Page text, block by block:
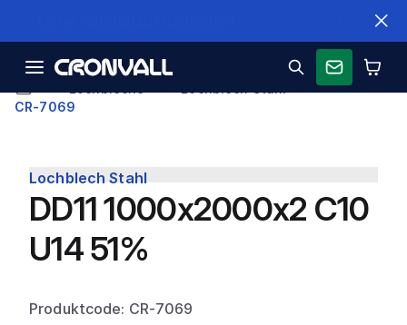
CR-7069
Lochblech Stahl
DD11 1000x2000x2 C10
U14 51%
Produktcode: CR-7069